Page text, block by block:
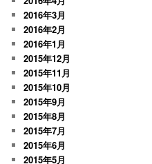
2016年3月
2016年2月
2016年1月
2015年12月
2015年11月
2015年10月
2015年9月
2015年8月
2015年7月
2015年6月
2015年5月